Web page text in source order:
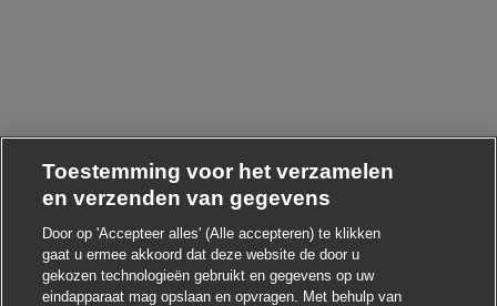
! Heb je interesse in deze baan? Chatbot-melding
Toestemming voor het verzamelen
en verzenden van gegevens
Door op 'Accepteer alles' (Alle accepteren) te klikken
gaat u ermee akkoord dat deze website de door u
gekozen technologieën gebruikt en gegevens op uw
eindapparaat mag opslaan en opvragen. Met behulp van